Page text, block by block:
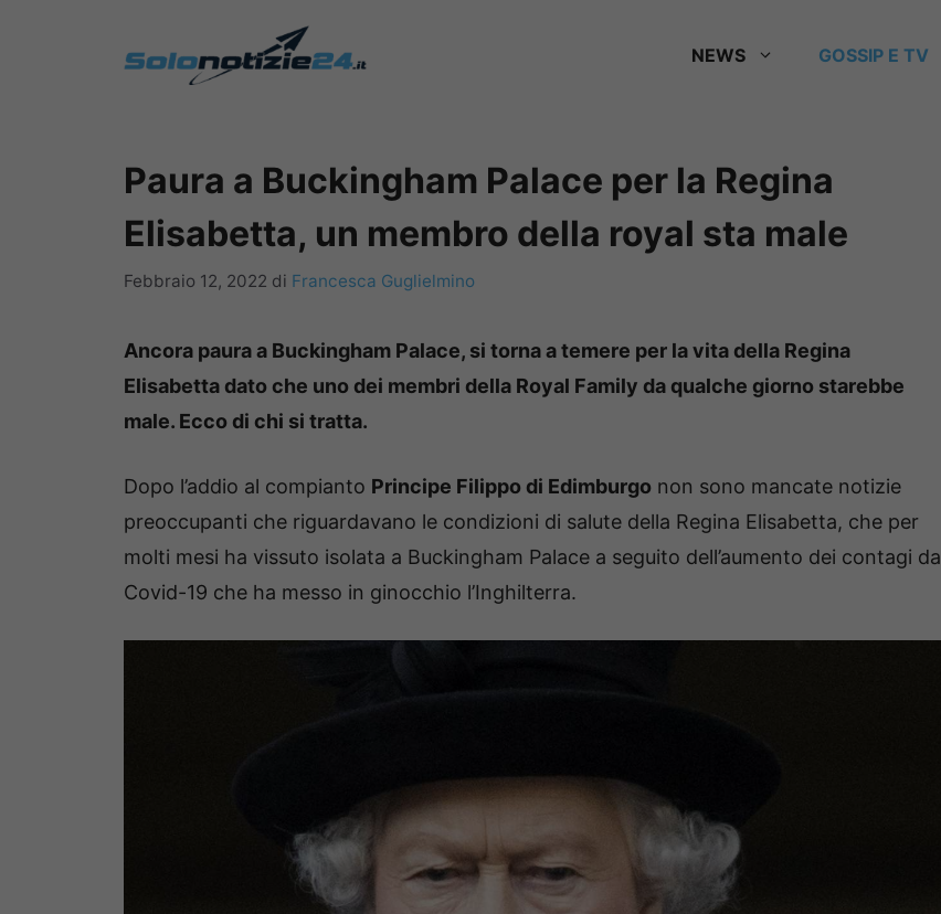
NEWS GOSSIP E TV
Paura a Buckingham Palace per la Regina
Elisabetta, un membro della royal sta male
Febbraio 12, 2022 di Francesca Guglielmino
Ancora paura a Buckingham Palace, si torna a temere per la vita della Regina
Elisabetta dato che uno dei membri della Royal Family da qualche giorno starebbe
male. Ecco di chi si tratta.
Dopo l’addio al compianto Principe Filippo di Edimburgo non sono mancate notizie
preoccupanti che riguardavano le condizioni di salute della Regina Elisabetta, che per
molti mesi ha vissuto isolata a Buckingham Palace a seguito dell’aumento dei contagi da
Covid-19 che ha messo in ginocchio l’Inghilterra.